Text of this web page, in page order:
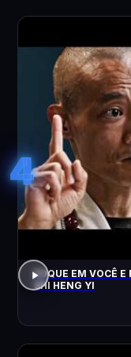
4
FOQUE EM VOCÊ E
SHI HENG YI